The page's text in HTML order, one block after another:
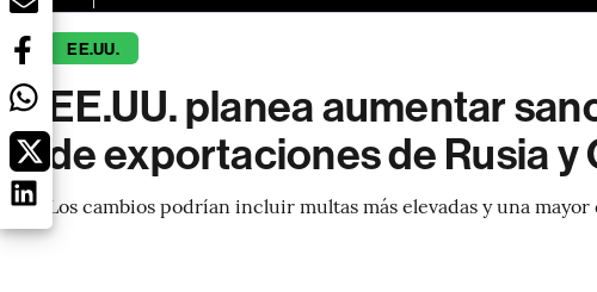
EE.UU.
EE.UU. planea aumentar
de exportaciones de Rusia y
Los cambios podrían incluir multas más elevadas y una